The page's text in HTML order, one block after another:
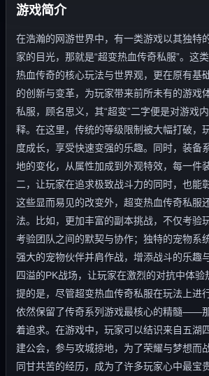
游戏简介
在浩瀚的网游世界中，有一类游戏以其独特
家的目光，那就是“超变热血传奇私服”。这
热血传奇的核心玩法与世界观，更在原有基
的创新与变革，为玩家带来前所未有的游戏
私服，顾名思义，其“超变”二字便是对游戏
释。在这里，传统的等级限制被大幅打破，
度成长，享受快速变强的乐趣。同时，装备
地的变化，从属性加成到外观特效，每一件
二，让玩家在追求极致战斗力的同时，也能
这些显而易见的改变外，超变热血传奇私服
法。比如，更加丰富的副本挑战，不仅考验
考验团队之间的默契与协作；独特的宠物系
强大的宠物伙伴并肩作战，增添战斗的乐趣
四溢的PK战场，让玩家在激烈的对抗中体
提的是，尽管超变热血传奇私服在玩法上进
依然保留了传奇系列游戏最核心的精髓——
着追求。在游戏中，玩家可以结识来自五湖
建公会，参与攻城掠地，为了荣耀与梦想而
同甘共苦的经历，成为了许多玩家心中最宝